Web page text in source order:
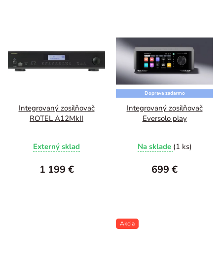
Integrovaný zosilňovač
ROTEL A12MkII
Externý sklad
1 199 €
Doprava zadarmo
Integrovaný zosilňovač
Eversolo play
Na sklade (1 ks)
699 €
Akcia